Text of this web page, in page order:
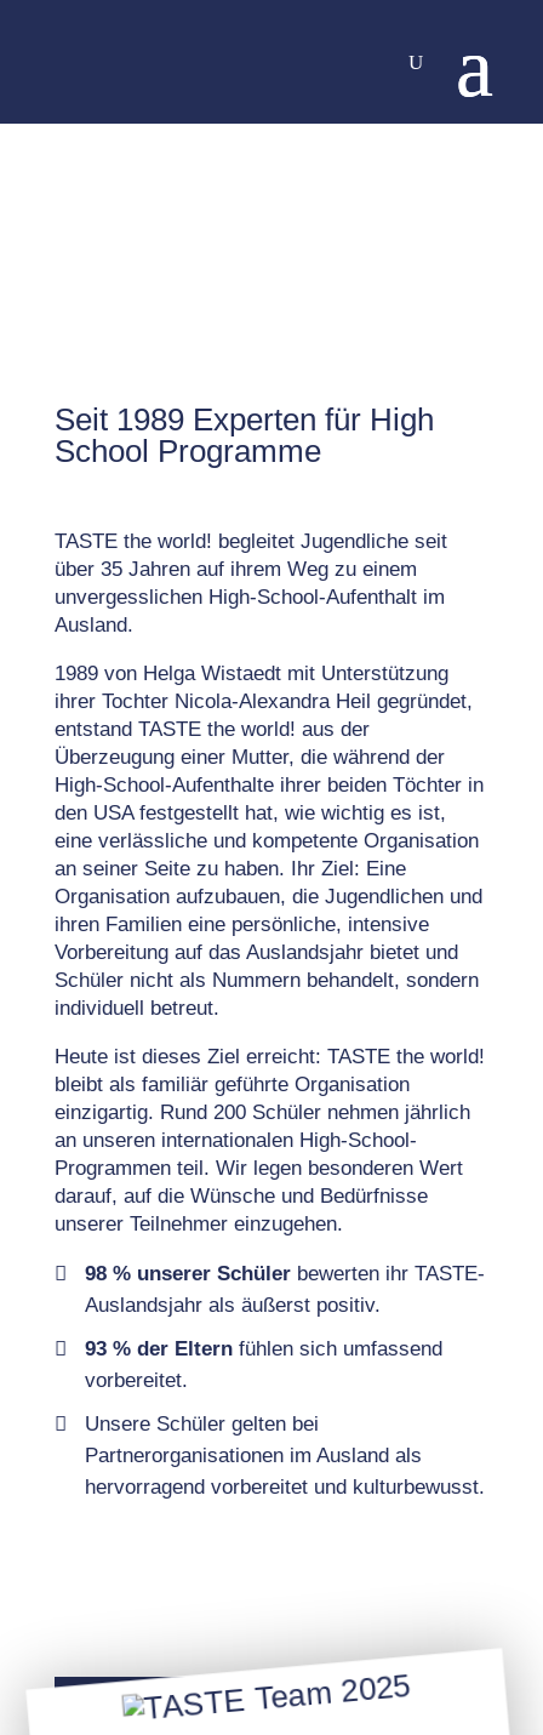
Seit 1989 Experten für High
School Programme
TASTE the world! begleitet Jugendliche seit
über 35 Jahren auf ihrem Weg zu einem
unvergesslichen High-School-Aufenthalt im
Ausland.
1989 von Helga Wistaedt mit Unterstützung
ihrer Tochter Nicola-Alexandra Heil gegründet,
entstand TASTE the world! aus der
Überzeugung einer Mutter, die während der
High-School-Aufenthalte ihrer beiden Töchter in
den USA festgestellt hat, wie wichtig es ist,
eine verlässliche und kompetente Organisation
an seiner Seite zu haben. Ihr Ziel: Eine
Organisation aufzubauen, die Jugendlichen und
ihren Familien eine persönliche, intensive
Vorbereitung auf das Auslandsjahr bietet und
Schüler nicht als Nummern behandelt, sondern
individuell betreut.
Heute ist dieses Ziel erreicht: TASTE the world!
bleibt als familiär geführte Organisation
einzigartig. Rund 200 Schüler nehmen jährlich
an unseren internationalen High-School-
Programmen teil. Wir legen besonderen Wert
darauf, auf die Wünsche und Bedürfnisse
unserer Teilnehmer einzugehen.
98 % unserer Schülerbewerten ihr TASTE-
Auslandsjahr als äußerst positiv.
93 % der Elternfühlen sich umfassend
vorbereitet.
Unsere Schüler gelten bei
Partnerorganisationen im Ausland als
hervorragend vorbereitet und kulturbewusst.